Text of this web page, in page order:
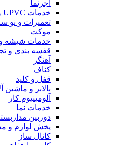
آجرنما
خدمات UPVC و دو جداره
تعمیرات و نو
موکت
خدمات شیشه
قفسه بندی و
آهنگر
کناف
قفل و کلید
بالابر و ماشین
آلومینیوم کار
خدمات نما
دوربین
پخش لوازم و
کانال ساز